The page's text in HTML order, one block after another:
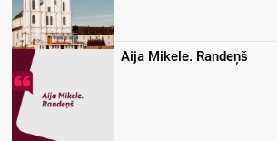
Aija Mikele. Randeņš